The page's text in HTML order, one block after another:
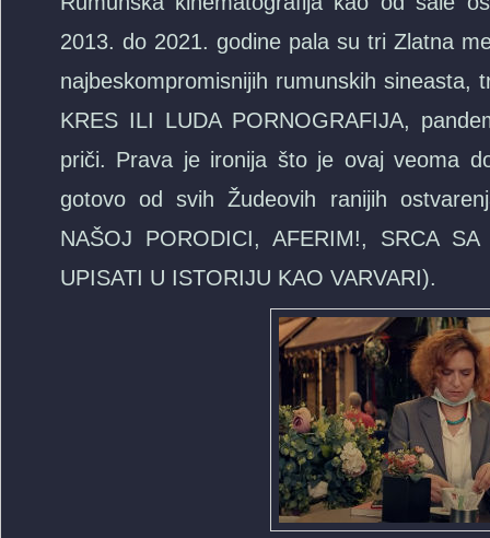
2013. do 2021. godine pala su tri Zlatna
najbeskompromisnijih rumunskih sineasta,
KRES ILI LUDA PORNOGRAFIJA,
priči. Prava je ironija što je ovaj veoma
gotovo od svih Žudeovih ranijih
NAŠOJ PORODICI, AFERIM!, SRCA
UPISATI U ISTORIJU KAO VARVARI).